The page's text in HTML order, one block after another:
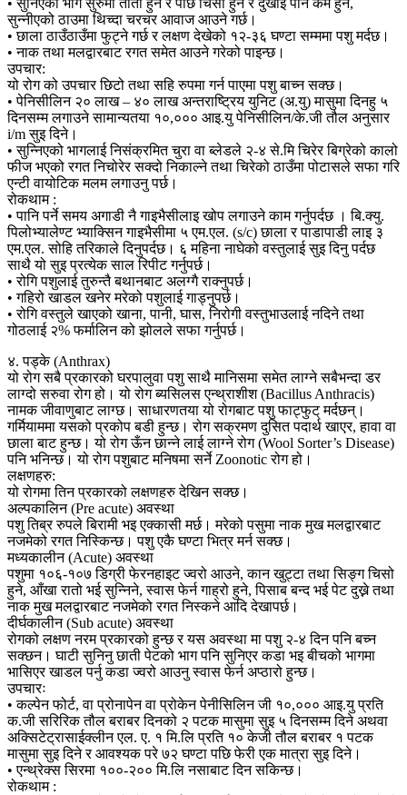
सुन्नीएको ठाउमा थिच्दा चरचर आवाज आउने गर्छ।
• छाला ठाउँठाउँमा फुट्ने गर्छ र लक्षण देखेको १२-३६ घण्टा सम्ममा पशु मर्दछ।
• नाक तथा मलद्वारबाट रगत समेत आउने गरेको पाइन्छ।
उपचार:
यो रोग को उपचार छिटो तथा सहि रुपमा गर्न पाएमा पशु बाच्न सक्छ।
• पेनिसीलिन २० लाख – ४० लाख अन्तराष्ट्रिय युनिट (अ.यु) मासुमा दिनहु ५
दिनसम्म लगाउने सामान्यतया १०,००० आइ.यु पेनिसीलिन/के.जी तौल अनुसार
i/m सुइ दिने।
• सुन्निएको भागलाई निसंक्रमित चुरा वा ब्लेडले २-४ से.मि चिरेर बिग्रेको कालो
फीज भएको रगत निचोरेर सक्दो निकाल्ने तथा चिरेको ठाउँमा पोटासले सफा गरि
एन्टी वायोटिक मलम लगाउनु पर्छ।
रोकथाम :
• पानि पर्ने समय अगाडी नै गाइभैसीलाइ खोप लगाउने काम गर्नुपर्दछ । बि.क्यु.
पिलोभ्यालेण्ट भ्याक्सिन गाइभैसीमा ५ एम.एल. (s/c) छाला र पाडापाडी लाइ ३
एम.एल. सोहि तरिकाले दिनुपर्दछ। ६ महिना नाघेको वस्तुलाई सुइ दिनु पर्दछ
साथै यो सुइ प्रत्येक साल रिपीट गर्नुपर्छ।
• रोगि पशुलाई तुरुन्तै बथानबाट अलग्गै राक्नुपर्छ।
• गहिरो खाडल खनेर मरेको पशुलाई गाड्नुपर्छ।
• रोगि वस्तुले खाएको खाना, पानी, घास, निरोगी वस्तुभाउलाई नदिने तथा
गोठलाई २% फर्मालिन को झोलले सफा गर्नुपर्छ।
४. पड्के (Anthrax)
यो रोग सबै प्रकारको घरपालुवा पशु साथै मानिसमा समेत लाग्ने सबैभन्दा डर
लाग्दो सरुवा रोग हो। यो रोग ब्यसिलस एन्थ्राशीश (Bacillus Anthracis)
नामक जीवाणुबाट लाग्छ। साधारणतया यो रोगबाट पशु फाट्फुट् मर्दछन्।
गर्मियाममा यसको प्रकोप बडी हुन्छ। रोग सक्रमण दुसित पदार्थ खाएर, हावा वा
छाला बाट हुन्छ। यो रोग ऊँन छान्ने लाई लाग्ने रोग (Wool Sorter’s Disease)
पनि भनिन्छ। यो रोग पशुबाट मनिषमा सर्ने Zoonotic रोग हो।
लक्षणहरु:
यो रोगमा तिन प्रकारको लक्षणहरु देखिन सक्छ।
अल्पकालिन (Pre acute) अवस्था
पशु तिब्र रुपले बिरामी भइ एक्कासी मर्छ। मरेको पसुमा नाक मुख मलद्वारबाट
नजमेको रगत निस्किन्छ। पशु एकै घण्टा भित्र मर्न सक्छ।
मध्यकालीन (Acute) अवस्था
पशुमा १०६-१०७ डिग्री फेरनहाइट ज्वरो आउने, कान खुट्टा तथा सिङ्ग चिसो
हुने, आँखा रातो भई सुन्निने, स्वास फेर्न गाह्रो हुने, पिसाब बन्द भई पेट दुख्ने तथा
नाक मुख मलद्वारबाट नजमेको रगत निस्कने आदि देखापर्छ।
दीर्घकालीन (Sub acute) अवस्था
रोगको लक्षण नरम प्रकारको हुन्छ र यस अवस्था मा पशु २-४ दिन पनि बच्न
सक्छन। घाटी सुनिनु छाती पेटको भाग पनि सुनिएर कडा भइ बीचको भागमा
भासिएर खाडल पर्नु कडा ज्वरो आउनु स्वास फेर्न अप्ठारो हुन्छ।
उपचारः
• कल्पेन फोर्ट, वा प्रोनापेन वा प्रोकेन पेनीसिलिन जी १०,००० आइ.यु प्रति
क.जी सरिरिक तौल बराबर दिनको २ पटक मासुमा सुइ ५ दिनसम्म दिने अथवा
अक्सिटेट्रासाईक्लीन एल. ए. १ मि.लि प्रति १० केजी तौल बराबर १ पटक
मासुमा सुइ दिने र आवश्यक परे ७२ घण्टा पछि फेरी एक मात्रा सुइ दिने।
• एन्थ्रेक्स सिरमा १००-२०० मि.लि नसाबाट दिन सकिन्छ।
रोकथाम :